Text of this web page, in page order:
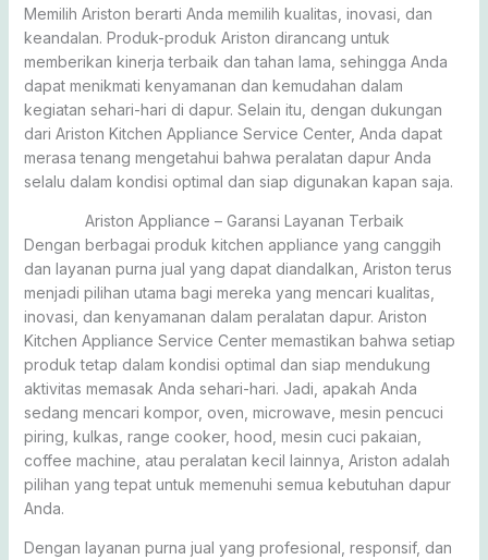
Memilih Ariston berarti Anda memilih kualitas, inovasi, dan
keandalan. Produk-produk Ariston dirancang untuk
memberikan kinerja terbaik dan tahan lama, sehingga Anda
dapat menikmati kenyamanan dan kemudahan dalam
kegiatan sehari-hari di dapur. Selain itu, dengan dukungan
dari Ariston Kitchen Appliance Service Center, Anda dapat
merasa tenang mengetahui bahwa peralatan dapur Anda
selalu dalam kondisi optimal dan siap digunakan kapan saja.
Ariston Appliance – Garansi Layanan Terbaik
Dengan berbagai produk kitchen appliance yang canggih
dan layanan purna jual yang dapat diandalkan, Ariston terus
menjadi pilihan utama bagi mereka yang mencari kualitas,
inovasi, dan kenyamanan dalam peralatan dapur. Ariston
Kitchen Appliance Service Center memastikan bahwa setiap
produk tetap dalam kondisi optimal dan siap mendukung
aktivitas memasak Anda sehari-hari. Jadi, apakah Anda
sedang mencari kompor, oven, microwave, mesin pencuci
piring, kulkas, range cooker, hood, mesin cuci pakaian,
coffee machine, atau peralatan kecil lainnya, Ariston adalah
pilihan yang tepat untuk memenuhi semua kebutuhan dapur
Anda.
Dengan layanan purna jual yang profesional, responsif, dan